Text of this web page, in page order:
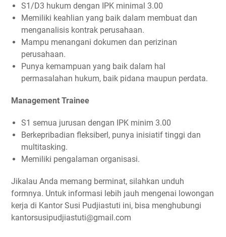
S1/D3 hukum dengan IPK minimal 3.00
Memiliki keahlian yang baik dalam membuat dan
menganalisis kontrak perusahaan.
Mampu menangani dokumen dan perizinan
perusahaan.
Punya kemampuan yang baik dalam hal
permasalahan hukum, baik pidana maupun perdata.
Management Trainee
S1 semua jurusan dengan IPK minim 3.00
Berkepribadian fleksiberl, punya inisiatif tinggi dan
multitasking.
Memiliki pengalaman organisasi.
Jikalau Anda memang berminat, silahkan unduh
formnya. Untuk informasi lebih jauh mengenai lowongan
kerja di Kantor Susi Pudjiastuti ini, bisa menghubungi
kantorsusipudjiastuti@gmail.com